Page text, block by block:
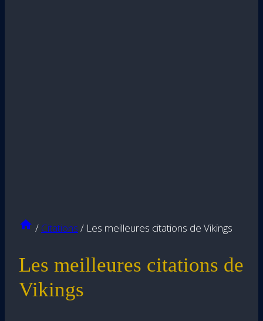
/ Citations / Les meilleures citations de Vikings
Les meilleures citations de
Vikings